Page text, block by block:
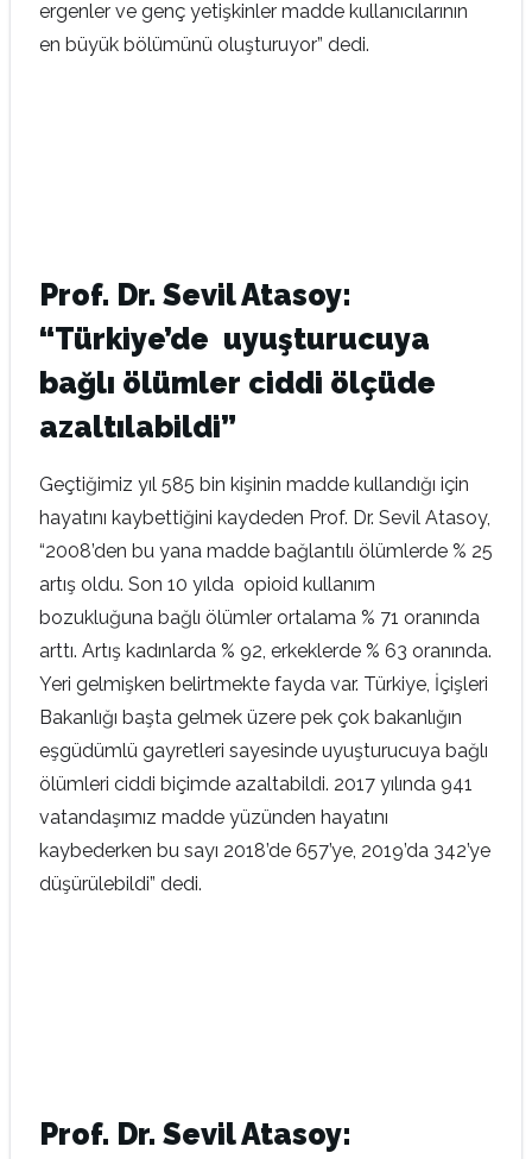
ergenler ve genç yetişkinler madde kullanıcılarının
en büyük bölümünü oluşturuyor” dedi.
Prof. Dr. Sevil Atasoy:
“Türkiye’de uyuşturucuya
bağlı ölümler ciddi ölçüde
azaltılabildi”
Geçtiğimiz yıl 585 bin kişinin madde kullandığı için
hayatını kaybettiğini kaydeden Prof. Dr. Sevil Atasoy,
“2008’den bu yana madde bağlantılı ölümlerde % 25
artış oldu. Son 10 yılda opioid kullanım
bozukluğuna bağlı ölümler ortalama % 71 oranında
arttı. Artış kadınlarda % 92, erkeklerde % 63 oranında.
Yeri gelmişken belirtmekte fayda var. Türkiye, İçişleri
Bakanlığı başta gelmek üzere pek çok bakanlığın
eşgüdümlü gayretleri sayesinde uyuşturucuya bağlı
ölümleri ciddi biçimde azaltabildi. 2017 yılında 941
vatandaşımız madde yüzünden hayatını
kaybederken bu sayı 2018’de 657’ye, 2019’da 342’ye
düşürülebildi” dedi.
Prof. Dr. Sevil Atasoy: